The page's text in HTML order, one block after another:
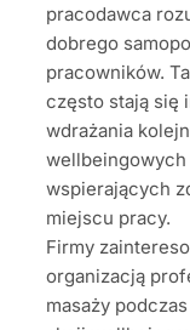
pracodawca
dobrego
pracowników.
często stają się
wdrażania
wellbeingowych
wspierających
miejscu pracy.
Firmy
organizacją
masaży